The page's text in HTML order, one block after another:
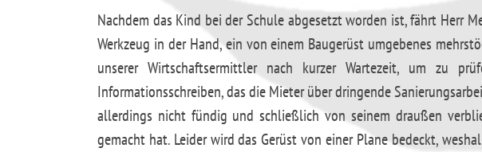
Nachdem das Kind bei der Schule abgesetzt worden ist, fährt Herr
Werkzeug in der Hand, ein von einem Baugerüst umgebenes
unserer Wirtschaftsermittler nach kurzer Wartezeit, um zu
Informationsschreiben, das die Mieter über dringende
allerdings nicht fündig und schließlich von seinem draußen
gemacht hat. Leider wird das Gerüst von einer Plane bedeckt,